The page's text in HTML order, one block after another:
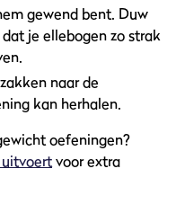
gewend bent. Duw
je ellebogen zo strak
naar de
kan herhalen.
oefeningen?
voor extra